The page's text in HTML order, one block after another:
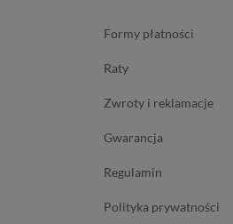
formy płatności
raty
zwroty i reklamacje
gwarancja
regulamin
polityka prywatności